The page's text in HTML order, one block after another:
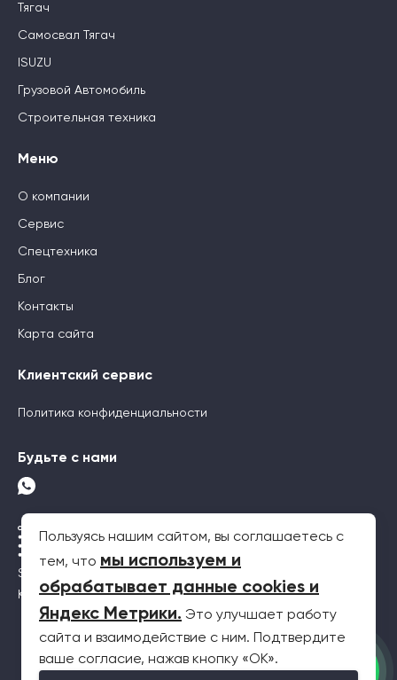
Тягач
Самосвал Тягач
ISUZU
Грузовой Автомобиль
Строительная техника
Меню
О компании
Сервис
Спецтехника
Блог
Контакты
Карта сайта
Клиентский сервис
Политика конфиденциальности
Будьте с нами
SEO-продвижение
Контекстная реклама
2026 © Все права защищены. Информация на сайте не является
публичной офертой
Пользуясь нашим сайтом, вы соглашаетесь с
тем, что мы используем и
обрабатывает данные cookies и
Яндекс Метрики. Это улучшает работу
сайта и взаимодействие с ним. Подтвердите
ваше согласие, нажав кнопку «OK».